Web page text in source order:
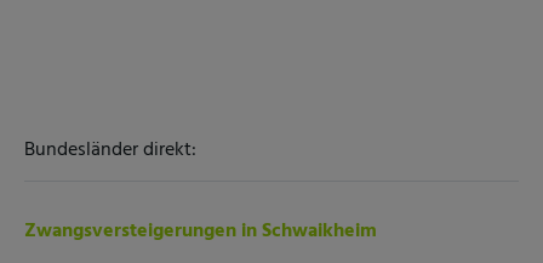
Bundesländer direkt:
Zwangsversteigerungen in Schwaikheim